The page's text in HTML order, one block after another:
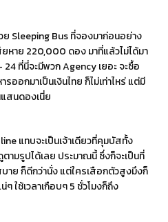
ย Sleeping Bus ที่จองมาก่อนอย่าง
หาย 220,000 ดอง มาที่แล้วไม่ได้มา
ที่นี่จะมีพวก Agency เยอะ จะซื้อ
อกมาเป็นเงินไทย ก็ไม่เท่าไหร่ แต่มี
สนดองเนี่ย
แทบจะเป็นเจ้าเดียวที่คุมบัสทั้ง
ามรูปได้เลย ประมาณนี้ ซึ่งก็จะเป็นที่
ย ก็ดีกว่านั่ง แต่ใครเสือกตัวสูงมึงก็
ใช้เวลาเกือบๆ 5 ชั่วโมงก็ถึง